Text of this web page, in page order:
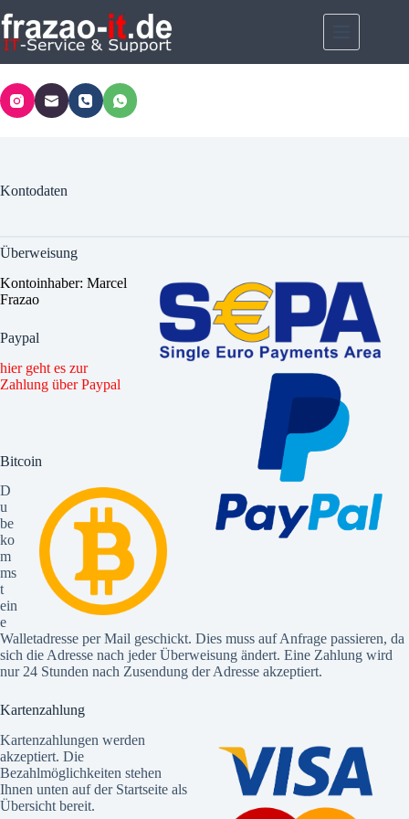
Inhalt
springen
Kontodaten
Überweisung
Kontoinhaber: Marcel
Frazao
Paypal
hier geht es zur
Zahlung über Paypal
Bitcoin
D
u
be
ko
m
ms
t
ein
e
Walletadresse per Mail geschickt. Dies muss auf Anfrage passieren, da
sich die Adresse nach jeder Überweisung ändert. Eine Zahlung wird
nur 24 Stunden nach Zusendung der Adresse akzeptiert.
Kartenzahlung
Kartenzahlungen werden
akzeptiert. Die
Bezahlmöglichkeiten stehen
Ihnen unten auf der Startseite als
Übersicht bereit.